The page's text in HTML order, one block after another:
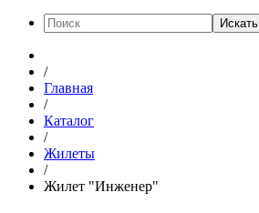
Искать
/
Главная
/
Каталог
/
Жилеты
/
Жилет "Инженер"